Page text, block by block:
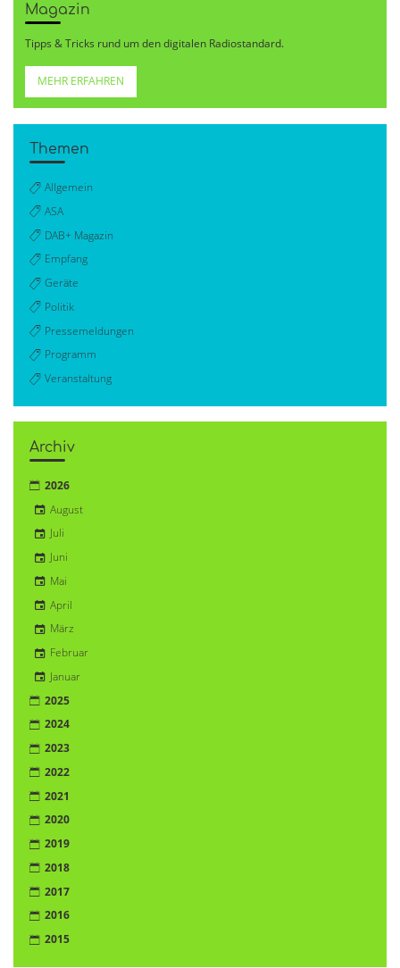
Magazin
Tipps & Tricks rund um den digitalen Radiostandard.
MEHR ERFAHREN
Themen
Allgemein
ASA
DAB+ Magazin
Empfang
Geräte
Politik
Pressemeldungen
Programm
Veranstaltung
Archiv
2026
August
Juli
Juni
Mai
April
März
Februar
Januar
2025
2024
2023
2022
2021
2020
2019
2018
2017
2016
2015